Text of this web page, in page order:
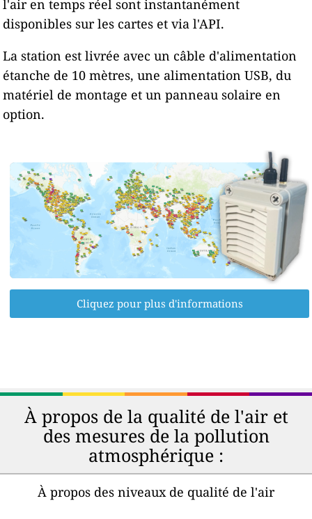
l'air en temps réel sont instantanément
disponibles sur les cartes et via l'API.
La station est livrée avec un câble d'alimentation
étanche de 10 mètres, une alimentation USB, du
matériel de montage et un panneau solaire en
option.
Cliquez pour plus d'informations
À propos de la qualité de l'air et
des mesures de la pollution
atmosphérique :
À propos des niveaux de qualité de l'air